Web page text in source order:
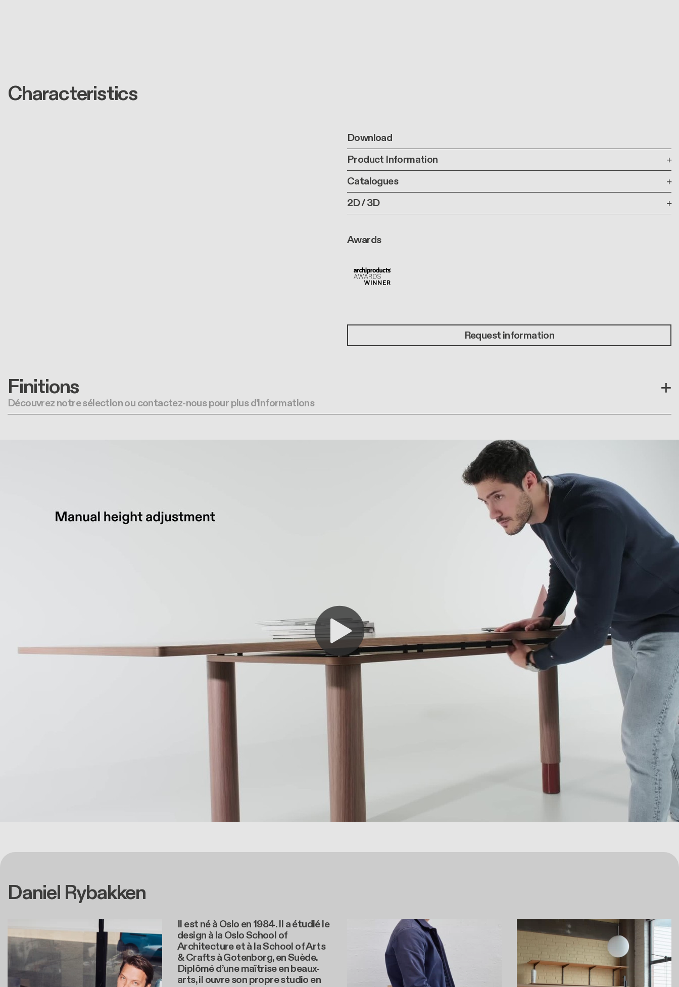
Characteristics
Download
Product Information
Catalogues
2D / 3D
Awards
Request information
Finitions
Découvrez notre sélection ou contactez-nous pour plus d'informations
Daniel Rybakken
Il est né à Oslo en 1984. Il a étudié le
design à la Oslo School of
Architecture et à la School of Arts
& Crafts à Gotenborg, en Suède.
Diplômé d’une maîtrise en beaux-
arts, il ouvre son propre studio en